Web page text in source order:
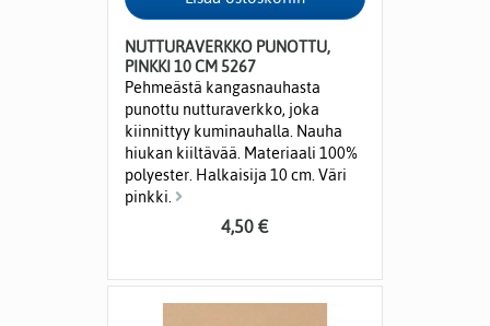
NUTTURAVERKKO PUNOTTU,
PINKKI 10 CM 5267
Pehmeästä kangasnauhasta
punottu nutturaverkko, joka
kiinnittyy kuminauhalla. Nauha
hiukan kiiltävää. Materiaali 100%
polyester. Halkaisija 10 cm. Väri
pinkki.
4,50 €